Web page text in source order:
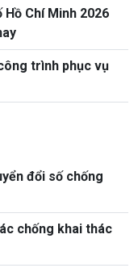
Chí Minh 2026
trình phục vụ
đổi số chống
chống khai thác